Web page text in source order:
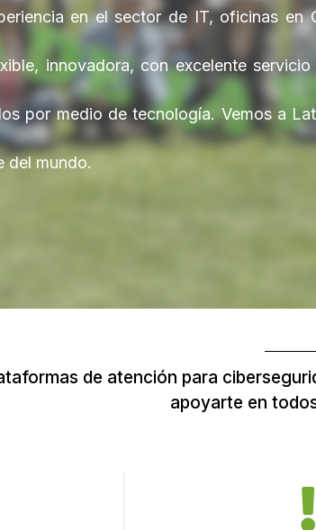
en el sector de IT, oficinas en
innovadora, con excelente
por medio de tecnología. Vemos a
del mundo.
de atención para
apoyarte en